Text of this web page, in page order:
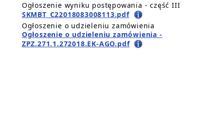
Ogłoszenie wyniku postępowania - część III
SKMBT_C22018083008113.pdf
Ogłoszenie o udzieleniu zamówienia
Ogłoszenie o udzieleniu zamówienia -
ZPZ.271.1.272018.EK-AGO.pdf